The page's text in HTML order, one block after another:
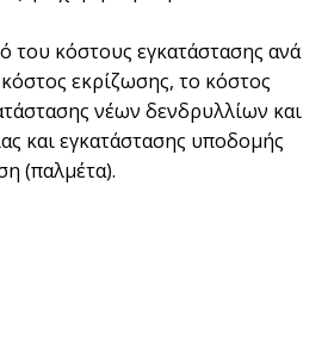
του κόστους εγκατάστασης ανά
εκρίζωσης, το κόστος
νέων δενδρυλλίων και
και εγκατάστασης υποδοµής
(παλµέτα).